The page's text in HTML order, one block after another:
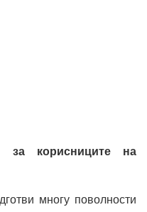
за корисниците на
многу поволности